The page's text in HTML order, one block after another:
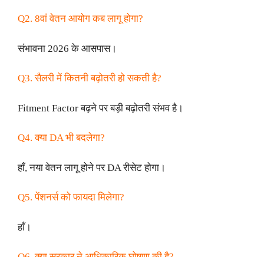
Q2. 8वां वेतन आयोग कब लागू होगा?
संभावना 2026 के आसपास।
Q3. सैलरी में कितनी बढ़ोतरी हो सकती है?
Fitment Factor बढ़ने पर बड़ी बढ़ोतरी संभव है।
Q4. क्या DA भी बदलेगा?
हाँ, नया वेतन लागू होने पर DA रीसेट होगा।
Q5. पेंशनर्स को फायदा मिलेगा?
हाँ।